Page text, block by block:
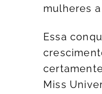
mulheres
Essa
Miss